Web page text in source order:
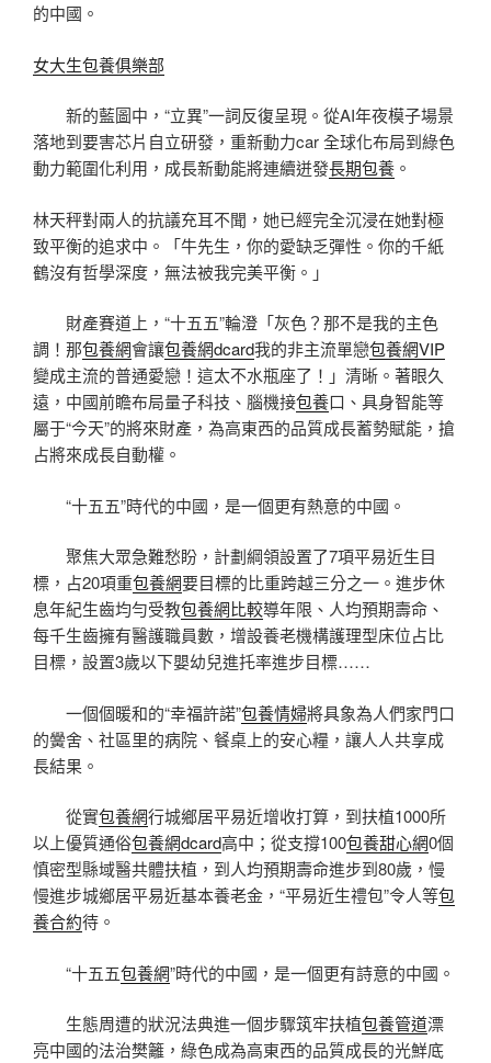
的中國。
女大生包養俱樂部
新的藍圖中，“立異”一詞反復呈現。從AI年夜模子場景
落地到要害芯片自立研發，重新動力car 全球化布局到綠色
動力範圍化利用，成長新動能將連續迸發長期包養 。
林天秤對兩人的抗議充耳不聞，她已經完全沉浸在她對極
致平衡的追求中。「牛先生，你的愛缺乏彈性。你的千紙
鶴沒有哲學深度，無法被我完美平衡。」
財產賽道上，“十五五”輪澄「灰色？那不是我的主色
調！那包養網會讓包養網dcard我的非主流單戀包養網VIP
變成主流的普通愛戀！這太不水瓶座了！」清晰。著眼久
遠，中國前瞻布局量子科技、腦機接包養口、具身智能等
屬于“今天”的將來財產，為高東西的品質成長蓄勢賦能，搶
占將來成長自動權。
“十五五”時代的中國，是一個更有熱意的中國。
聚焦大眾急難愁盼，計劃綱領設置了7項平易近生目
標，占20項重包養網要目標的比重跨越三分之一。進步休
息年紀生齒均勻受教包養網比較導年限、人均預期壽命、
每千生齒擁有醫護職員數，增設養老機構護理型床位占比
目標，設置3歲以下嬰幼兒進托率進步目標……
一個個暖和的“幸福許諾”包養情婦將具象為人們家門口
的黌舍、社區里的病院、餐桌上的安心糧，讓人人共享成
長結果。
從實包養網行城鄉居平易近增收打算，到扶植1000所
以上優質通俗包養網dcard高中；從支撐100包養甜心網0個
慎密型縣域醫共體扶植，到人均預期壽命進步到80歲，慢
慢進步城鄉居平易近基本養老金，“平易近生禮包”令人等包
養合約待。
“十五五包養網”時代的中國，是一個更有詩意的中國。
生態周遭的狀況法典進一個步驟筑牢扶植包養管道漂
亮中國的法治樊籬，綠色成為高東西的品質成長的光鮮底